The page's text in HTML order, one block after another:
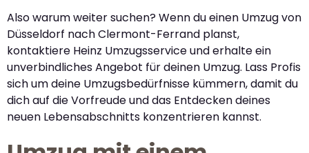
Also warum weiter suchen? Wenn du einen Umzug von
Düsseldorf nach Clermont-Ferrand planst,
kontaktiere Heinz Umzugsservice und erhalte ein
unverbindliches Angebot für deinen Umzug. Lass Profis
sich um deine Umzugsbedürfnisse kümmern, damit du
dich auf die Vorfreude und das Entdecken deines
neuen Lebensabschnitts konzentrieren kannst.